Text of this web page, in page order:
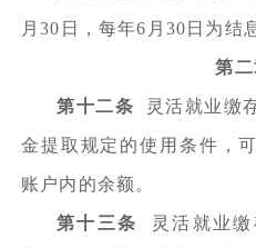
月30日，每年6月30日为结
第
第十二条 灵活就业缴
金提取规定的使用条件，
账户内的余额。
第十三条 灵活就业